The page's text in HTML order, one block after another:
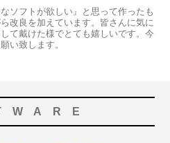
ソフトが欲しい』と思って作ったも
改良を加えています。皆さんに気に
て戴けた様でとても嬉しいです。今
い致します。